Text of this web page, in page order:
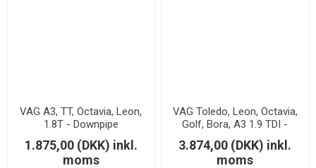
VAG A3, TT, Octavia, Leon,
1.8T - Downpipe
1.875,00 (DKK) inkl.
moms
VAG Toledo, Leon, Octavia,
Golf, Bora, A3 1.9 TDI -
Downpipe - med katalysator
3.874,00 (DKK) inkl.
moms